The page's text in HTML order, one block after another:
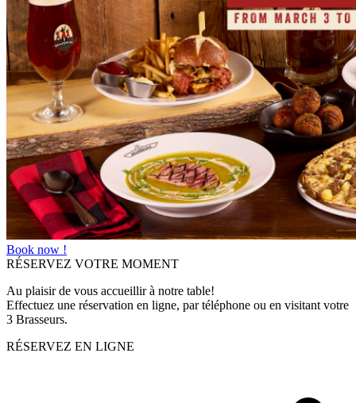
Book now !
RÉSERVEZ VOTRE MOMENT
Au plaisir de vous accueillir à notre table!
Effectuez une réservation en ligne, par téléphone ou en visitant votre
3 Brasseurs.
RÉSERVEZ EN LIGNE